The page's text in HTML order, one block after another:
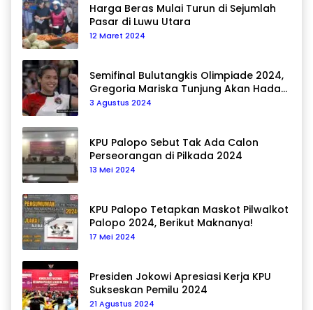
Harga Beras Mulai Turun di Sejumlah
Pasar di Luwu Utara
12 Maret 2024
Semifinal Bulutangkis Olimpiade 2024,
Gregoria Mariska Tunjung Akan Hadapi
Pemain Asal Korea Selatan
3 Agustus 2024
KPU Palopo Sebut Tak Ada Calon
Perseorangan di Pilkada 2024
13 Mei 2024
KPU Palopo Tetapkan Maskot Pilwalkot
Palopo 2024, Berikut Maknanya!
17 Mei 2024
Presiden Jokowi Apresiasi Kerja KPU
Sukseskan Pemilu 2024
21 Agustus 2024